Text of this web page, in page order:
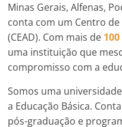
Minas Gerais, Alfenas,
conta com um Centro
(CEAD). Com mais de
uma instituição que
compromisso com a
Somos uma
a Educação Básica.
pós-graduação e